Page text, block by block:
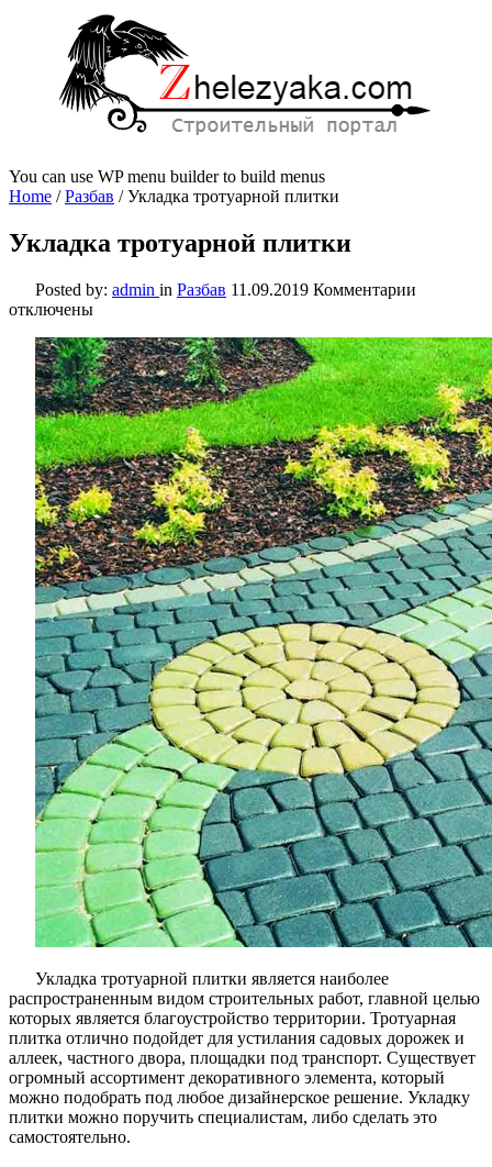
You can use WP menu builder to build menus
Home /Разбав /Укладка тротуарной плитки
Укладка тротуарной плитки
Posted by: admin in Разбав 11.09.2019 Комментарии
плитки
отключены
Укладка тротуарной плитки является наиболее
распространенным видом строительных работ, главной целью
которых является благоустройство территории. Тротуарная
плитка отлично подойдет для устилания садовых дорожек и
аллеек, частного двора, площадки под транспорт. Существует
огромный ассортимент декоративного элемента, который
можно подобрать под любое дизайнерское решение. Укладку
плитки можно поручить специалистам, либо сделать это
самостоятельно.